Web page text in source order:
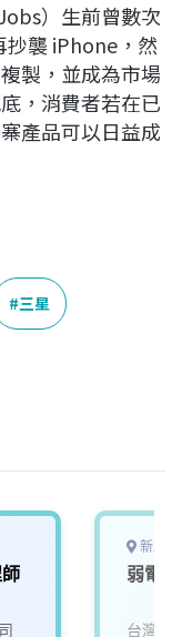
）生前曾數次
襲 iPhone，然
製，並成為市場
，消費者若在已
產品可以日益成
三星
新北
弱電
台灣寶